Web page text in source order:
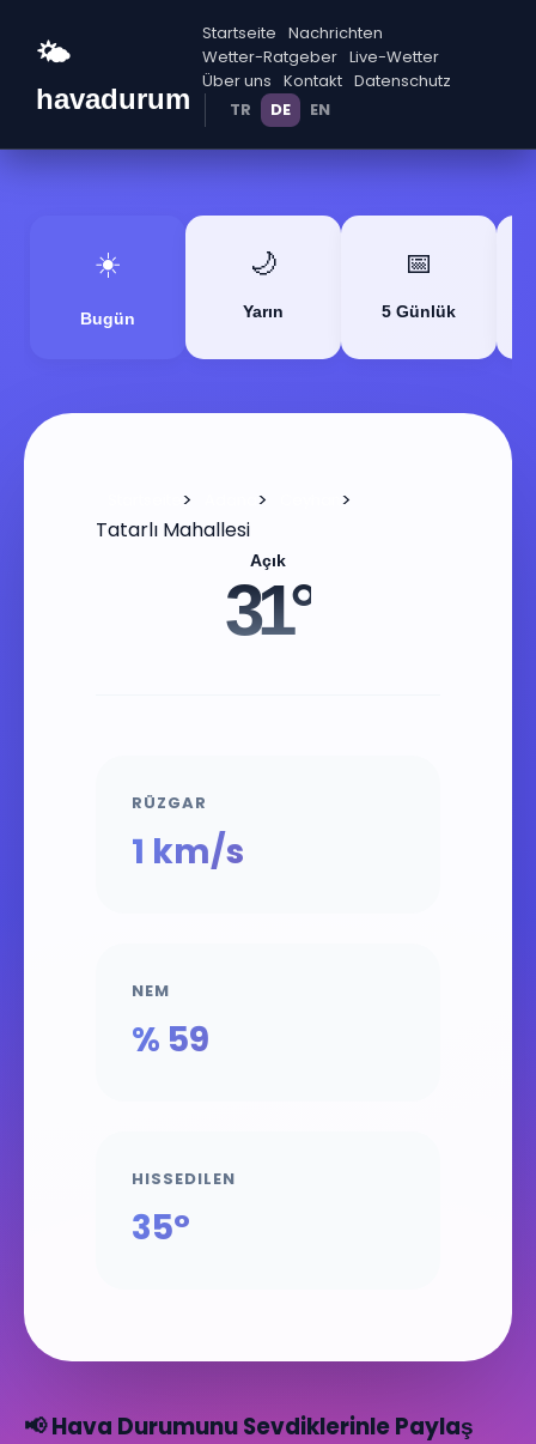
🌤️
havadurum
Startseite Nachrichten
Wetter-Ratgeber Live-Wetter
Über uns Kontakt Datenschutz
TR
DE EN
☀️
Bugün
🌙
Yarın
📅
5 Günlük
> >
>
Tatarlı Mahallesi
Açık
31°
RÜZGAR
1 km/s
NEM
% 59
HISSEDILEN
35°
📢 Hava Durumunu Sevdiklerinle Paylaş